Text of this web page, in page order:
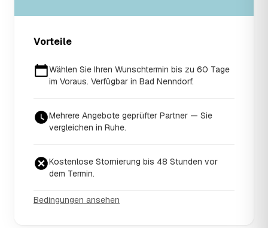
Vorteile
Wählen Sie Ihren Wunschtermin bis zu 60 Tage
im Voraus. Verfügbar in Bad Nenndorf.
Mehrere Angebote geprüfter Partner — Sie
vergleichen in Ruhe.
Kostenlose Stornierung bis 48 Stunden vor
dem Termin.
Bedingungen ansehen